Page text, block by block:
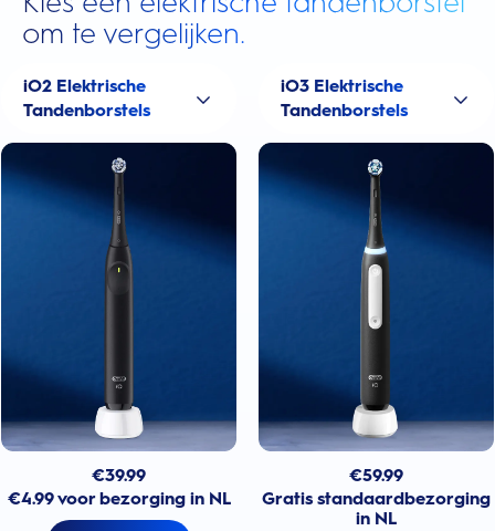
om te vergelijken.
iO2 Elektrische
Tandenborstels
€39.99
€4.99 voor bezorging in NL
iO3 Elektrische
Tandenborstels
€59.99
Gratis standaardbezorging
in NL